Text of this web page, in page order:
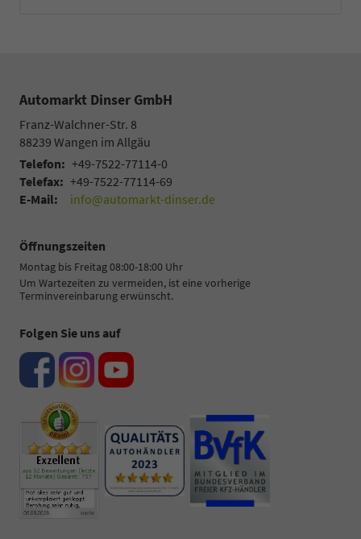
Automarkt Dinser GmbH
Franz-Walchner-Str. 8
88239 Wangen im Allgäu
Telefon: +49-7522-77114-0
Telefax: +49-7522-77114-69
E-Mail:
info@automarkt-dinser.de
Öffnungszeiten
Montag bis Freitag 08:00-18:00 Uhr
Um Wartezeiten zu vermeiden, ist eine vorherige
Terminvereinbarung erwünscht.
Folgen Sie uns auf